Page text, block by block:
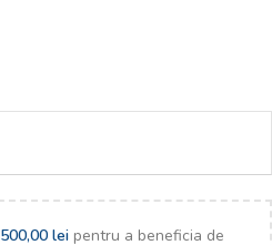
500,00 lei pentru a beneficia de